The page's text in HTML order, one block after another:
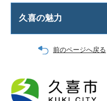
久喜の魅力
前のページへ戻る